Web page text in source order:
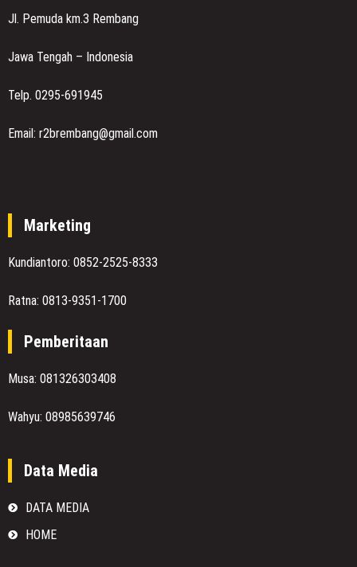
Jl. Pemuda km.3 Rembang
Jawa Tengah – Indonesia
Telp. 0295-691945
Email: r2brembang@gmail.com
Marketing
Kundiantoro: 0852-2525-8333
Ratna: 0813-9351-1700
Pemberitaan
Musa: 081326303408
Wahyu: 08985639746
Data Media
DATA MEDIA
HOME